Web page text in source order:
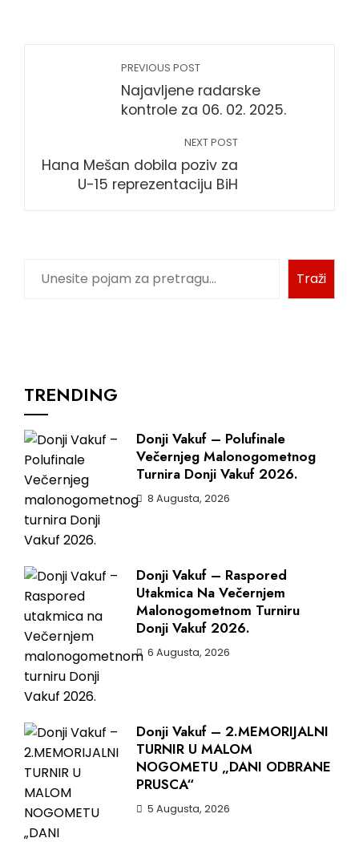
PREVIOUS POST
Najavljene radarske
kontrole za 06. 02. 2025.
NEXT POST
Hana Mešan dobila poziv za
U-15 reprezentaciju BiH
Traži
TRENDING
Donji Vakuf – Polufinale
Večernjeg Malonogometnog
Turnira Donji Vakuf 2026.
8 Augusta, 2026
Donji Vakuf – Raspored
Utakmica Na Večernjem
Malonogometnom Turniru
Donji Vakuf 2026.
6 Augusta, 2026
Donji Vakuf – 2.MEMORIJALNI
TURNIR U MALOM
NOGOMETU „DANI ODBRANE
PRUSCA“
5 Augusta, 2026